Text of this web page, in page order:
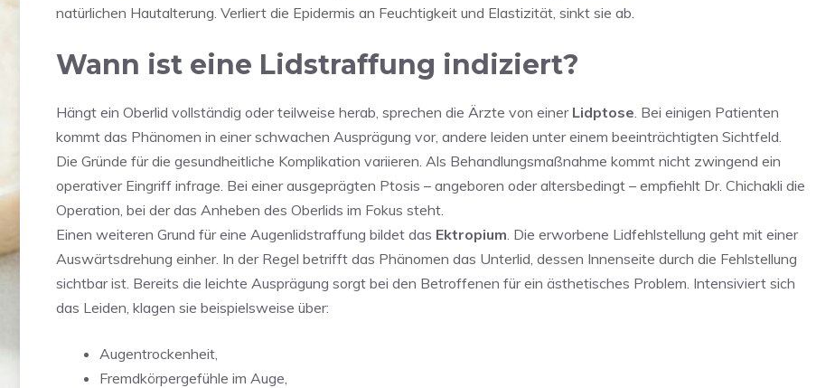
natürlichen Hautalterung. Verliert die Epidermis an Feuchtigkeit und Elastizität, sinkt sie ab.
Wann ist eine Lidstraffung indiziert?
Hängt ein Oberlid vollständig oder teilweise herab, sprechen die Ärzte von einer Lidptose. Bei einigen Patienten
kommt das Phänomen in einer schwachen Ausprägung vor, andere leiden unter einem beeinträchtigten Sichtfeld.
Die Gründe für die gesundheitliche Komplikation variieren. Als Behandlungsmaßnahme kommt nicht zwingend ein
operativer Eingriff infrage. Bei einer ausgeprägten Ptosis – angeboren oder altersbedingt – empfiehlt Dr. Chichakli die
Operation, bei der das Anheben des Oberlids im Fokus steht.
Einen weiteren Grund für eine Augenlidstraffung bildet das Ektropium. Die erworbene Lidfehlstellung geht mit einer
Auswärtsdrehung einher. In der Regel betrifft das Phänomen das Unterlid, dessen Innenseite durch die Fehlstellung
sichtbar ist. Bereits die leichte Ausprägung sorgt bei den Betroffenen für ein ästhetisches Problem. Intensiviert sich
das Leiden, klagen sie beispielsweise über:
Augentrockenheit,
Fremdkörpergefühle im Auge,